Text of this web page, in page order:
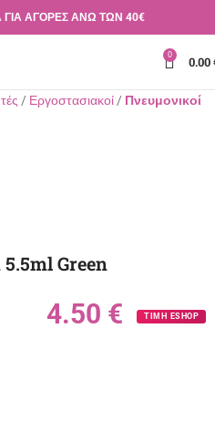
ΑΓΟΡΕΣ ΑΝΩ ΤΩΝ 40€
0 0.00
Εργοστασιακοί Πνευμονικοί
Green
4.50 € ΤΙΜΗ ESHOP